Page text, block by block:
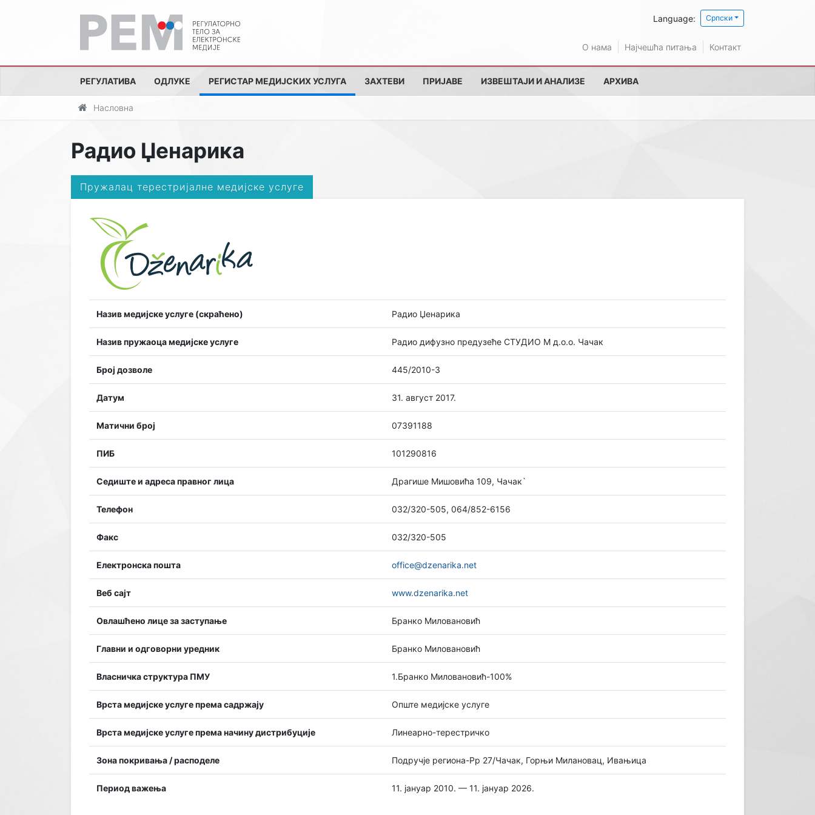
Language: Српски
О нама Најчешћа питања Контакт
РЕГУЛАТИВА ОДЛУКЕ РЕГИСТАР МЕДИЈСКИХ УСЛУГА ЗАХТЕВИ ПРИЈАВЕ ИЗВЕШТАЈИ И АНАЛИЗЕ АРХИВА
Насловна
Радио Џенарика
Пружалац терестријалне медијске услуге
Назив медијске услуге (скраћено) Радио Џенарика
Назив пружаоца медијске услуге Радио дифузно предузеће СТУДИО М д.о.о. Чачак
Број дозволе 445/2010-3
Датум 31. август 2017.
Матични број 07391188
ПИБ 101290816
Седиште и адреса правног лица Драгише Мишовића 109, Чачак`
Телефон 032/320-505, 064/852-6156
Факс 032/320-505
Електронска пошта office@dzenarika.net
Веб сајт www.dzenarika.net
Овлашћено лице за заступање Бранко Миловановић
Главни и одговорни уредник Бранко Миловановић
Власничка структура ПМУ 1.Бранко Миловановић-100%
Врста медијске услуге према садржају Опште медијске услуге
Врста медијске услуге према начину дистрибуције Линеарно-терестричко
Зона покривања / расподеле Подручје региона-Рр 27/Чачак, Горњи Милановац, Ивањица
Период важења 11. јануар 2010. — 11. јануар 2026.